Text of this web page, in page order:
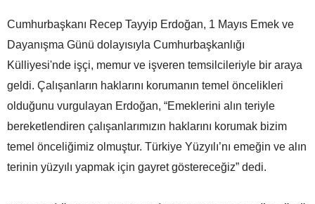
Cumhurbaşkanı Recep Tayyip Erdoğan, 1 Mayıs Emek ve
Dayanışma Günü dolayısıyla Cumhurbaşkanlığı
Külliyesi'nde işçi, memur ve işveren temsilcileriyle bir araya
geldi. Çalışanların haklarını korumanın temel öncelikleri
olduğunu vurgulayan Erdoğan, “Emeklerini alın teriyle
bereketlendiren çalışanlarımızın haklarını korumak bizim
temel önceliğimiz olmuştur. Türkiye Yüzyılı’nı emeğin ve alın
terinin yüzyılı yapmak için gayret göstereceğiz” dedi.